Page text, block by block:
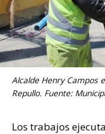
Alcalde Henry Campos
Repullo. Fuente:
Los trabajos